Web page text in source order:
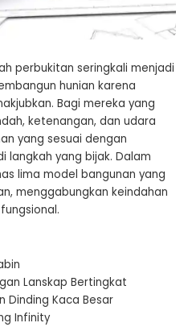
perbukitan seringkali menjadi
hunian karena
Bagi mereka yang
ketenangan, dan udara
yang sesuai dengan
langkah yang bijak. Dalam
lima model bangunan yang
menggabungkan keindahan
Lanskap Bertingkat
Dinding Kaca Besar
Infinity